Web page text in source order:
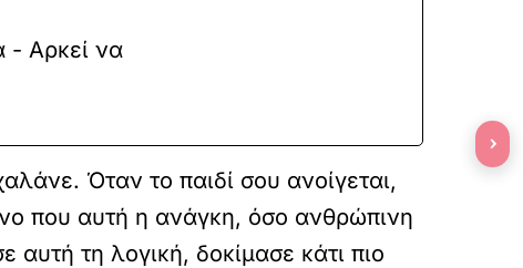
- Αρκεί να
Όταν το παιδί σου ανοίγεται,
που αυτή η ανάγκη, όσο ανθρώπινη
αυτή τη λογική, δοκίμασε κάτι πιο
›